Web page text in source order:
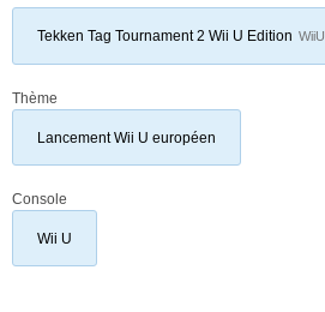
Tekken Tag Tournament 2 Wii U Edition WiiU
Thème
Lancement Wii U européen
Console
Wii U